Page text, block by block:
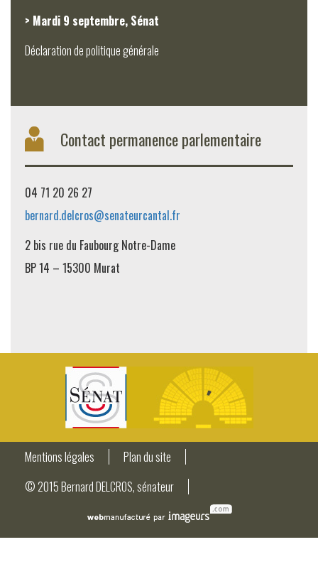
> Mardi 9 septembre, Sénat
Déclaration de politique générale
Contact permanence parlementaire
04 71 20 26 27
bernard.delcros@senateurcantal.fr
2 bis rue du Faubourg Notre-Dame
BP 14 – 15300 Murat
Mentions légales
Plan du site
© 2015 Bernard DELCROS, sénateur